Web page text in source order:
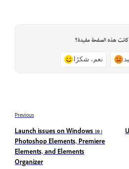
هذه الصفحة مفيدة؟
نعم، شكرًا
Previous
Launch issues on Windows 10 |
Photoshop Elements, Premiere
Elements, and Elements
Organizer